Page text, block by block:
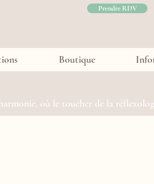
Prendre RDV
Boutique
où le toucher de la